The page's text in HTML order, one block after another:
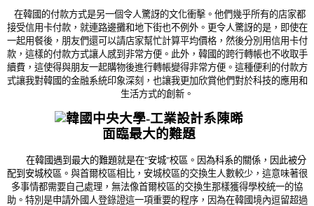
在韓國的付款方式是另一個令人驚訝的文化衝擊。他們幾乎所有的店家都
接受信用卡付款，就連路邊攤和地下街也不例外。更令人驚訝的是，即使在
一起用餐後，朋友們還可以請店家幫忙計算平均價格，然後分別用信用卡付
款，這樣的付款方式讓人感到非常方便。此外，韓國的跨行轉帳也不收取手
續費，這使得與朋友一起購物後進行轉帳變得非常方便。這種便利的付款方
式讓我對韓國的金融系統印象深刻，也讓我更加欣賞他們對於科技的應用和
生活方式的創新。
面臨最大的難題
在韓國遇到最大的難題就是在"安城"校區。因為科系的關係，因此被分
配到安城校區。 與首爾校區相比，安城校區的交換生人數較少，這意味著很
多事情都需要自己處理，無法像首爾校區的交換生那樣獲得學校統一的協
助。特別是申請外國人登錄證這一項重要的程序，因為在韓國境內逗留超過